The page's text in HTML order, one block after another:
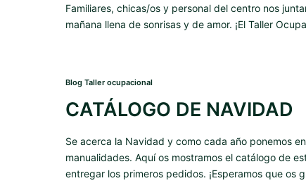
Familiares, chicas/os y personal del centro nos
mañana llena de sonrisas y de amor. ¡El Taller
Blog Taller ocupacional
CATÁLOGO DE NAVIDAD
Se acerca la Navidad y como cada año ponemos
manualidades. Aquí os mostramos el catálogo de
entregar los primeros pedidos. ¡Esperamos que os